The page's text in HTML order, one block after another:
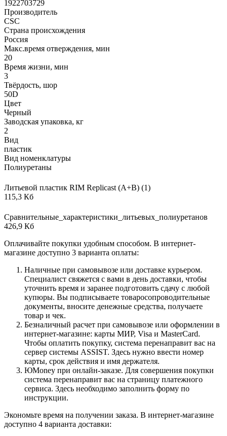
1922703729
Производитель
CSC
Страна происхождения
Россия
Макс.время отверждения, мин
20
Время жизни, мин
3
Твёрдость, шор
50D
Цвет
Черный
Заводская упаковка, кг
2
Вид
пластик
Вид номенклатуры
Полиуретаны
Литьевой пластик RIM Replicast (А+В) (1)
115,3 Кб
Сравнительные_характеристики_литьевых_полиуретанов
426,9 Кб
Оплачивайте покупки удобным способом. В интернет-
магазине доступно 3 варианта оплаты:
Наличные при самовывозе или доставке курьером.
Специалист свяжется с вами в день доставки, чтобы
уточнить время и заранее подготовить сдачу с любой
купюры. Вы подписываете товаросопроводительные
документы, вносите денежные средства, получаете
товар и чек.
Безналичный расчет при самовывозе или оформлении в
интернет-магазине: карты МИР, Visa и MasterCard.
Чтобы оплатить покупку, система перенаправит вас на
сервер системы ASSIST. Здесь нужно ввести номер
карты, срок действия и имя держателя.
ЮMoney при онлайн-заказе. Для совершения покупки
система перенаправит вас на страницу платежного
сервиса. Здесь необходимо заполнить форму по
инструкции.
Экономьте время на получении заказа. В интернет-магазине
доступно 4 варианта доставки: